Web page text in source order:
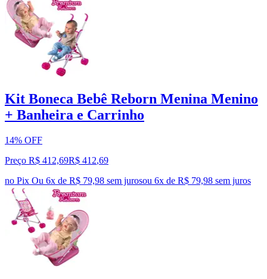
Kit Boneca Bebê Reborn Menina Menino
+ Banheira e Carrinho
14% OFF
Preço R$ 412,69R$ 412,69
no Pix Ou 6x de R$ 79,98 sem jurosou 6x de R$ 79,98 sem juros